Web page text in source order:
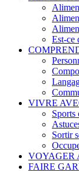
Est-ce
VIVRE
Sports
Sortir
VOYAGER
FAIRE